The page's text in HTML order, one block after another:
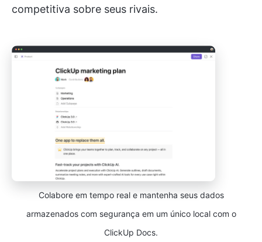
competitiva sobre seus rivais.
Colabore em tempo real e mantenha seus dados
armazenados com segurança em um único local com o
ClickUp Docs.